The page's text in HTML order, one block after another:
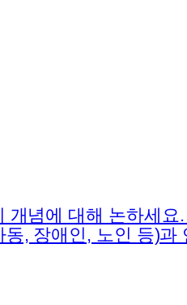
념에 대해 논하세
, 장애인, 노인 등)과